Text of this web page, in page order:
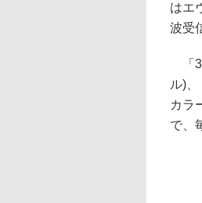
はエ
波受
「
ル)
カラ
で、